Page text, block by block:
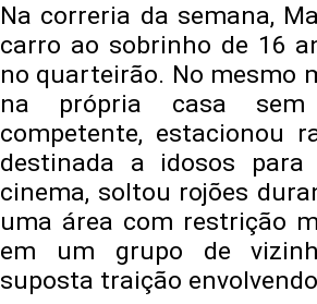
Na correria da semana,
carro ao sobrinho de 16
no quarteirão. No mesmo
na própria casa sem
competente, estacionou
destinada a idosos
cinema, soltou rojões
uma área com restrição
em um grupo de
suposta traição